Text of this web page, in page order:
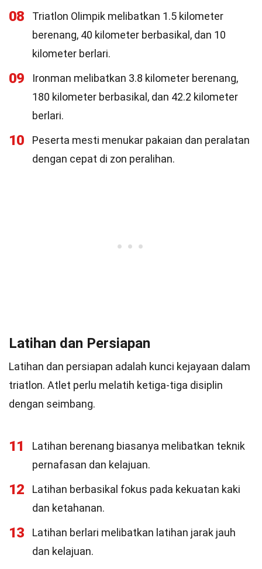
08
Triatlon Olimpik melibatkan 1.5 kilometer
berenang, 40 kilometer berbasikal, dan 10
kilometer berlari.
09
Ironman melibatkan 3.8 kilometer berenang,
180 kilometer berbasikal, dan 42.2 kilometer
berlari.
10
Peserta mesti menukar pakaian dan peralatan
dengan cepat di zon peralihan.
Latihan dan Persiapan
Latihan dan persiapan adalah kunci kejayaan dalam
triatlon. Atlet perlu melatih ketiga-tiga disiplin
dengan seimbang.
11
Latihan berenang biasanya melibatkan teknik
pernafasan dan kelajuan.
12
Latihan berbasikal fokus pada kekuatan kaki
dan ketahanan.
13
Latihan berlari melibatkan latihan jarak jauh
dan kelajuan.